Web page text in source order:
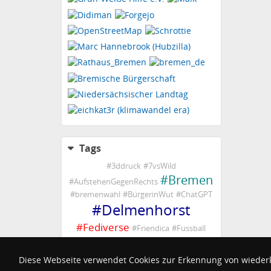
Tags
#3ddruck #7vsWild
#AufstehenGegenRechts #Bremen
#bremenwahl #BürgerinWut #ChatGPT
#Delmenhorst
#Fediverse #Friendica #Fussball
#Ganderkesee
LautgegenRechts #
LetzteGeneration
#pastpuzzle
Diese Webseite verwendet Cookies zur Erkennung von